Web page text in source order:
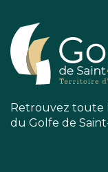
Retrouvez toute
du Golfe de